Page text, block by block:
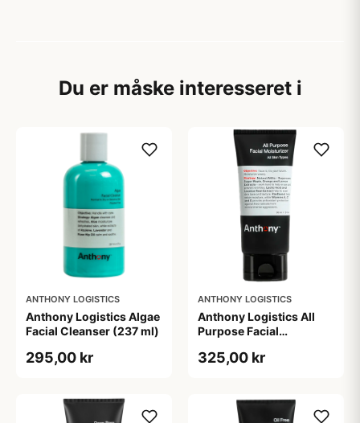
Du er måske interesseret i
ANTHONY LOGISTICS
Anthony Logistics Algae
Facial Cleanser (237 ml)
295,00 kr
ANTHONY LOGISTICS
Anthony Logistics All
Purpose Facial
325,00 kr